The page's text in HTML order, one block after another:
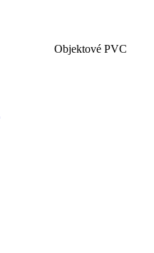
Objektové PVC